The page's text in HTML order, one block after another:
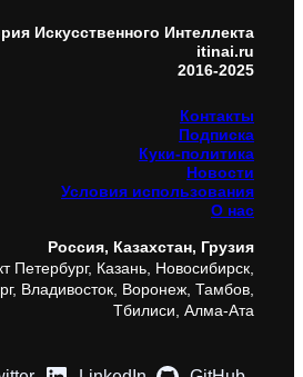
Искусственного Интеллекта
itinai.ru
2016-2025
Контакты
Подписка
Куки-политика
Новости
Условия использования
О нас
Россия, Казахстан, Грузия
Петербург, Казань, Новосибирск,
Владивосток, Воронеж, Тамбов,
Тбилиси, Алма-Ата